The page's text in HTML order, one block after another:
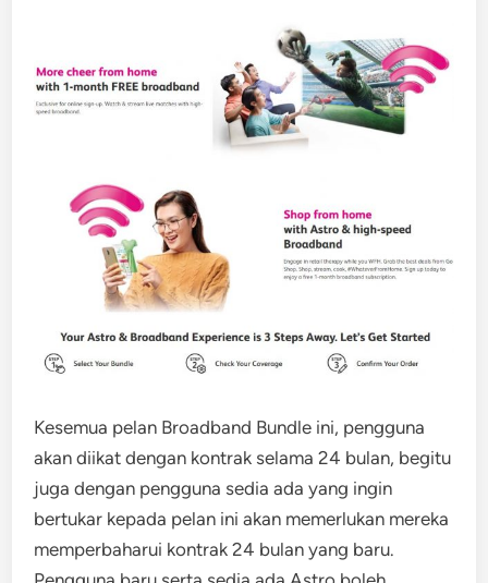
Kesemua pelan Broadband Bundle ini, pengguna
akan diikat dengan kontrak selama 24 bulan, begitu
juga dengan pengguna sedia ada yang ingin
bertukar kepada pelan ini akan memerlukan mereka
memperbaharui kontrak 24 bulan yang baru.